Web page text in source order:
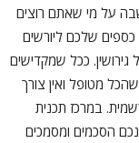
על מי שאתם רוצים
כספים שלכם ליורשים
ככל שמקדישים
מטופל ואין צורך
במרכז תכנית
הסכמים ומסמכים